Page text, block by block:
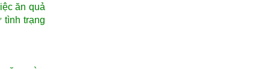
ăn quả
tình trạng